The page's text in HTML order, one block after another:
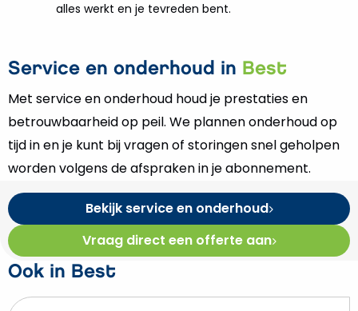
alles werkt en je tevreden bent.
Service en onderhoud in Best
Met service en onderhoud houd je prestaties en
betrouwbaarheid op peil. We plannen onderhoud op
tijd in en je kunt bij vragen of storingen snel geholpen
worden volgens de afspraken in je abonnement.
Bekijk service en onderhoud
Vraag direct een offerte aan
Ook in Best